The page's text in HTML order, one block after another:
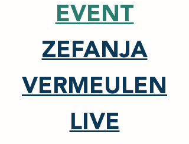
EVENT
ZEFANJA
VERMEULEN
LIVE